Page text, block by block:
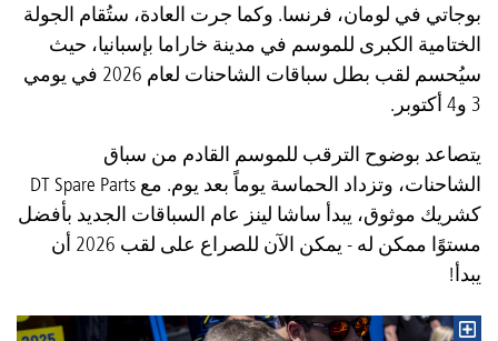
بوجاتي في لومان، فرنسا. وكما جرت العادة، ستُقام الجولة
الختامية الكبرى للموسم في مدينة خاراما بإسبانيا، حيث
سيُحسم لقب بطل سباقات الشاحنات لعام 2026 في يومي
3 و4 أكتوبر.
يتصاعد بوضوح الترقب للموسم القادم من سباق
الشاحنات، وتزداد الحماسة يوماً بعد يوم. مع DT Spare Parts
كشريك موثوق، يبدأ ساشا لينز عام السباقات الجديد بأفضل
مستوًا ممكن له - يمكن الآن للصراع على لقب 2026 أن
يبدأ!